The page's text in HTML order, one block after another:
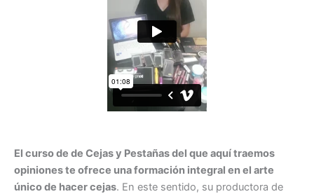
El curso de de Cejas y Pestañas del que aquí traemos
opiniones te ofrece una formación integral en el arte
único de hacer cejas. En este sentido, su productora de